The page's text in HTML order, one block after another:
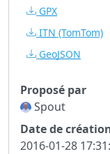
GPX
ITN (TomTom)
GeoJSON
Proposé par
Spout
Date de
2016-01-28